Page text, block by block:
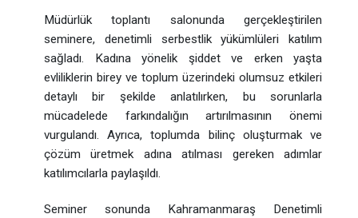
Müdürlük toplantı salonunda gerçekleştirilen
seminere, denetimli serbestlik yükümlüleri katılım
sağladı. Kadına yönelik şiddet ve erken yaşta
evliliklerin birey ve toplum üzerindeki olumsuz etkileri
detaylı bir şekilde anlatılırken, bu sorunlarla
mücadelede farkındalığın artırılmasının önemi
vurgulandı. Ayrıca, toplumda bilinç oluşturmak ve
çözüm üretmek adına atılması gereken adımlar
katılımcılarla paylaşıldı.
Seminer sonunda Kahramanmaraş Denetimli